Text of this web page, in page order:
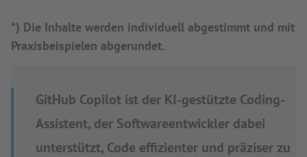
*) Die Inhalte werden individuell abgestimmt und mit
Praxisbeispielen abgerundet.
GitHub Copilot ist der KI-gestützte Coding-
Assistent, der Softwareentwickler dabei
unterstützt, Code effizienter und präziser zu